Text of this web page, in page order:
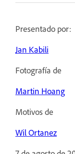
Presentado por:
Jan Kabili
Fotografía de
Martin Hoang
Motivos de
Wil Ortanez